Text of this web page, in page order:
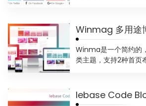
Winmag 多用途
Winma是一个简约的
类主题，支持2种首页
Iebase Code Block